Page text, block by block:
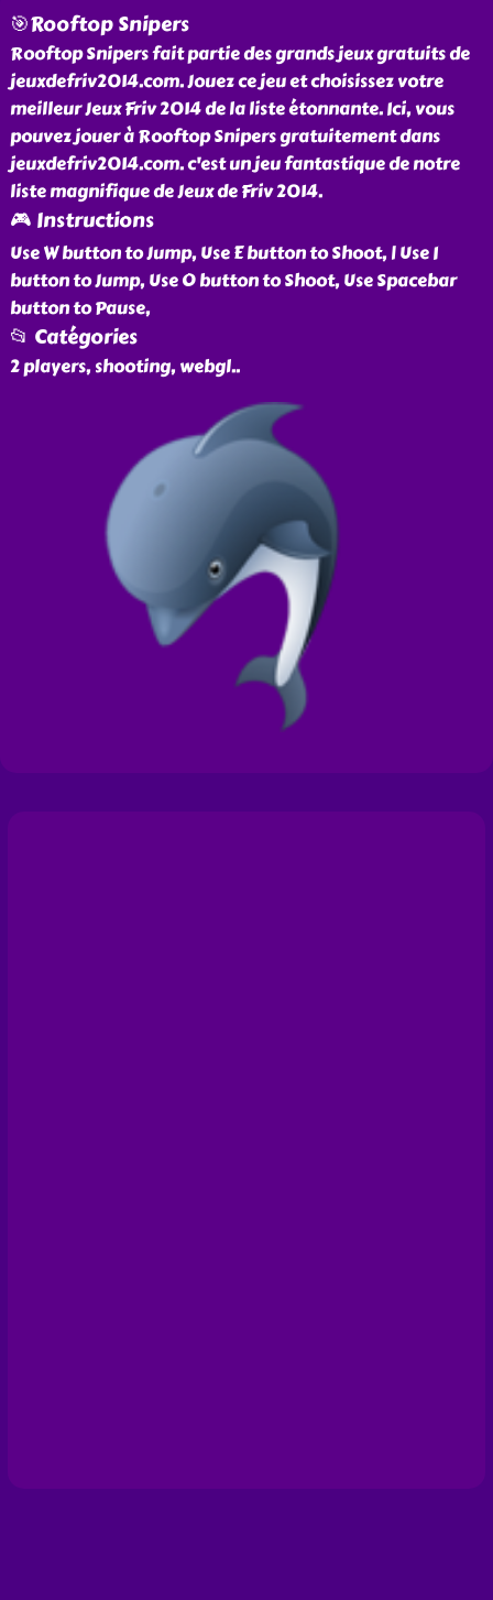
🎯Rooftop Snipers
Rooftop Snipers fait partie des grands jeux gratuits de
jeuxdefriv2014.com. Jouez ce jeu et choisissez votre
meilleur Jeux Friv 2014 de la liste étonnante. Ici, vous
pouvez jouer à Rooftop Snipers gratuitement dans
jeuxdefriv2014.com. c'est un jeu fantastique de notre
liste magnifique de Jeux de Friv 2014.
🎮 Instructions
Use W button to Jump, Use E button to Shoot, | Use I
button to Jump, Use O button to Shoot, Use Spacebar
button to Pause,
📂 Catégories
2 players, shooting, webgl..